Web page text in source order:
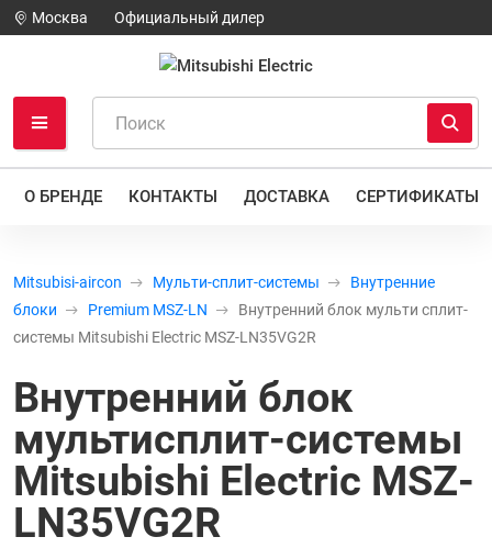
Москва Официальный дилер
О БРЕНДЕ КОНТАКТЫ ДОСТАВКА СЕРТИФИКАТЫ
Mitsubisi-aircon Мульти-сплит-системы
Внутренние
блоки
Premium MSZ-LN
Внутренний блок мульти сплит-
системы Mitsubishi Electric MSZ-LN35VG2R
Внутренний блок
мультисплит-системы
Mitsubishi Electric MSZ-
LN35VG2R